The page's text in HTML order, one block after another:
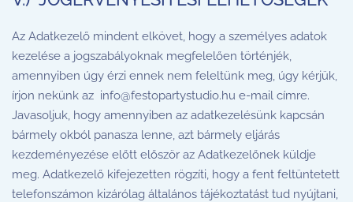
Az Adatkezelő mindent elkövet, hogy a személyes adatok
kezelése a jogszabályoknak megfelelően történjék,
amennyiben úgy érzi ennek nem feleltünk meg, úgy kérjük,
írjon nekünk az info@festopartystudio.hu e-mail címre.
Javasoljuk, hogy amennyiben az adatkezelésünk kapcsán
bármely okból panasza lenne, azt bármely eljárás
kezdeményezése előtt először az Adatkezelőnek küldje
meg. Adatkezelő kifejezetten rögzíti, hogy a fent feltüntetett
telefonszámon kizárólag általános tájékoztatást tud nyújtani,